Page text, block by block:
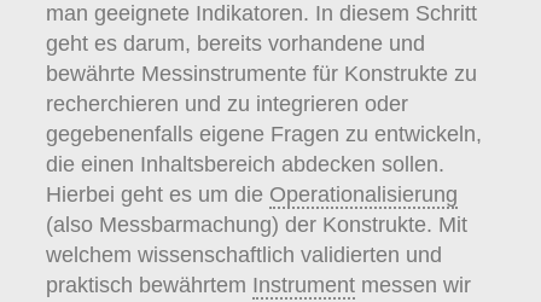
man geeignete Indikatoren. In diesem Schritt
geht es darum, bereits vorhandene und
bewährte Messinstrumente für Konstrukte zu
recherchieren und zu integrieren oder
gegebenenfalls eigene Fragen zu entwickeln,
die einen Inhaltsbereich abdecken sollen.
Hierbei geht es um die Operationalisierung
(also Messbarmachung) der Konstrukte. Mit
welchem wissenschaftlich validierten und
praktisch bewährtem Instrument messen wir